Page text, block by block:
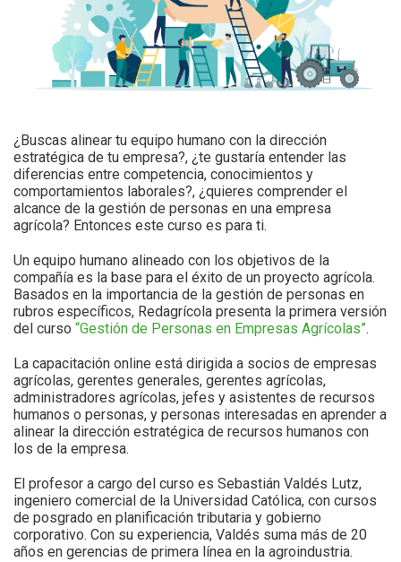
¿Buscas alinear tu equipo humano con la dirección
estratégica de tu empresa?, ¿te gustaría entender las
diferencias entre competencia, conocimientos y
comportamientos laborales?, ¿quieres comprender el
alcance de la gestión de personas en una empresa
agrícola? Entonces este curso es para ti.
Un equipo humano alineado con los objetivos de la
compañía es la base para el éxito de un proyecto agrícola.
Basados en la importancia de la gestión de personas en
rubros específicos, Redagrícola presenta la primera versión
del curso “Gestión de Personas en Empresas Agrícolas”.
La capacitación online está dirigida a socios de empresas
agrícolas, gerentes generales, gerentes agrícolas,
administradores agrícolas, jefes y asistentes de recursos
humanos o personas, y personas interesadas en aprender a
alinear la dirección estratégica de recursos humanos con
los de la empresa.
El profesor a cargo del curso es Sebastián Valdés Lutz,
ingeniero comercial de la Universidad Católica, con cursos
de posgrado en planificación tributaria y gobierno
corporativo. Con su experiencia, Valdés suma más de 20
años en gerencias de primera línea en la agroindustria.